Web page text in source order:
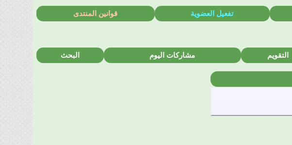
تفعيل العضوية قوانين المنتدى
التقويم مشاركات اليوم البحث